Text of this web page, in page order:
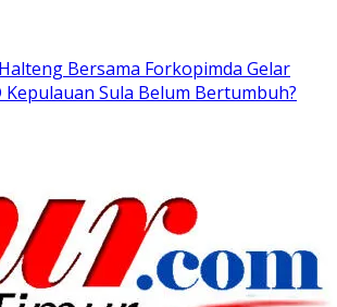
Bersama Forkopimda Gelar
Sula Belum Bertumbuh?